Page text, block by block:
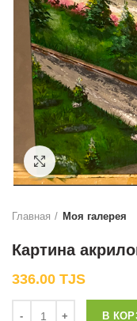
Нажмите,
Главная Моя галерея
Картина
336.00 TJS
В